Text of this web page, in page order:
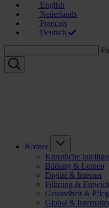
English
Nederlands
Français
Deutsch
Redner
Künstliche
Bildung & Lernen
Digital & Internet
Führung &
Gesundheit &
Global &